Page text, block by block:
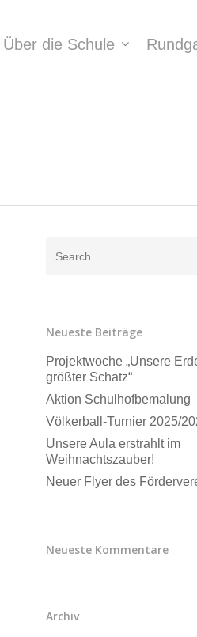
Über die Schule
Neueste Beiträge
Projektwoche „Unsere
größter Schatz“
Aktion Schulhofbemalung
Völkerball-Turnier 2025/
Unsere Aula erstrahlt im
Weihnachtszauber!
Neuer Flyer des
Neueste Kommentare
Archiv